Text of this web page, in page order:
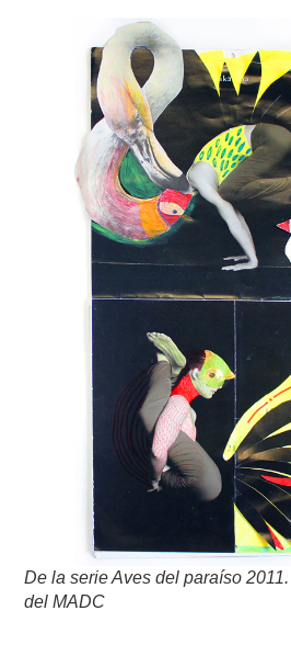
De la serie Aves del paraíso
del MADC